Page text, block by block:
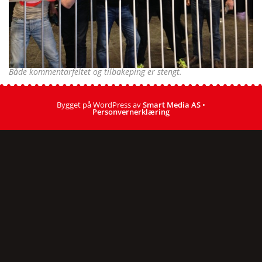
Både kommentarfeltet og tilbakeping er stengt.
Bygget på WordPress avSmart Media AS •
Personvernerklæring